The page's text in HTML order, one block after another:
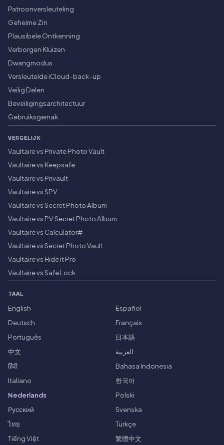
Patroonversleuteling
Geheime Zin
Plausibele Ontkenning
Verborgen Kluizen
Dwangmodus
Versleutelde iCloud-back-up
Veilig Delen
Beveiligingsarchitectuur
Gebruiksgemak
VERGELIJK
Vaultaire vs Private Photo Vault
Vaultaire vs Keepsafe
Vaultaire vs Privault
Vaultaire vs SPV
Vaultaire vs Secret Photo Album
Vaultaire vs PV Secret Photo Album
Vaultaire vs Calculator#
Vaultaire vs Secret Photo Vault
Vaultaire vs Hide it Pro
Vaultaire vs Safe Lock
TAAL
English
Español
Deutsch
Français
Português
日本語
中文
العربية
हिंदी
Bahasa Indonesia
Italiano
한국어
Nederlands
Polski
Русский
Svenska
ไทย
Türkçe
Tiếng Việt
繁體中文